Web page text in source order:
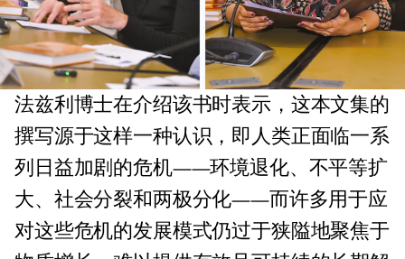
法兹利博士在介绍该书时表示，这本文集的
撰写源于这样一种认识，即人类正面临一系
列日益加剧的危机——环境退化、不平等扩
大、社会分裂和两极分化——而许多用于应
对这些危机的发展模式仍过于狭隘地聚焦于